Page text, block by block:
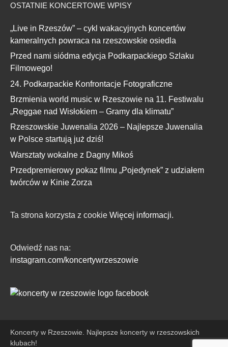
OSTATNIE KONCERTOWE WPISY
„Live in Rzeszów” – cykl wakacyjnych koncertów
kameralnych powraca na rzeszowskie osiedla
Przed nami siódma edycja Podkarpackiego Szlaku
Filmowego!
24. Podkarpackie Konfrontacje Fotograficzne
Brzmienia world music w Rzeszowie na 11. Festiwalu
„Reggae nad Wisłokiem – Gramy dla klimatu”
Rzeszowskie Juwenalia 2026 – Najlepsze Juwenalia
w Polsce startują już dziś!
Warsztaty wokalne z Dagny Mikoś
Przedpremierowy pokaz filmu „Pojedynek” z udziałem
twórców w Kinie Zorza
Ta strona korzysta z cookie Więcej informacji.
Odwiedź nas na:
instagram.com/koncertywrzeszowie
Koncerty w Rzeszowie. Najlepsze koncerty w rzeszowskich
klubach!